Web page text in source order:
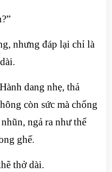
nhưng đáp lại chỉ là
dang nhẹ, thả
còn sức mà chống
ngả ra như thể
ghế.
thở dài.